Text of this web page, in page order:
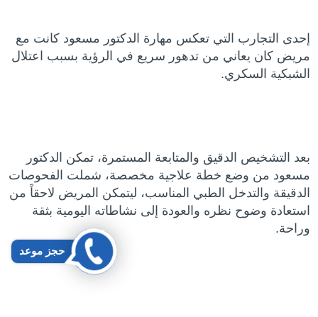
إحدى التجارب التي تعكس مهارة الدكتور مسعود كانت مع
مريض كان يعاني من تدهور سريع في الرؤية بسبب اعتلال
الشبكية السكري.
بعد التشخيص الدقيق والمتابعة المستمرة، تمكن الدكتور
مسعود من وضع خطة علاجية مخصصة، شملت الفحوصات
الدقيقة والتدخل الطبي المناسب، ليتمكن المريض لاحقاً من
استعادة وضوح نظره والعودة إلى نشاطاته اليومية بثقة
وراحة.
حجز موعد